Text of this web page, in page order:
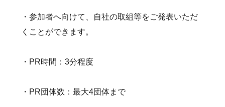
・参加者へ向けて、自社の取組等をご発表いただ
くことができます。
・PR時間：3分程度
・PR団体数：最大4団体まで